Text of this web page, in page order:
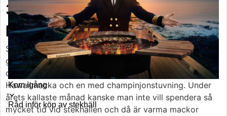
Kom igångToggle
submenu
Råd inför köp av stekhäll
3 x Superenkla varma mackor
på stekhäll
Smörstekta varma mackor på stekhäll är försvinnande
gott. Frasiga, välsmakande och du kan variera i
oändlighet. Idag bjuder jag på en tradarmacka,
Hawaiimacka och en med champinjonstuvning. Under
årets kallaste månad kanske man inte vill spendera så
mycket tid vid stekhällen och då är varma mackor